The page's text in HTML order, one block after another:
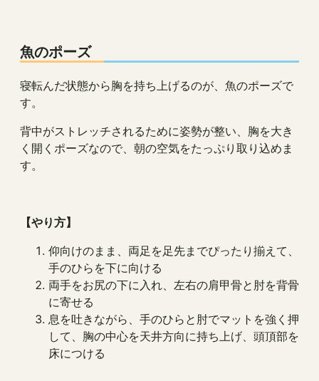
魚のポーズ
寝転んだ状態から胸を持ち上げるのが、魚のポーズで
す。
背中がストレッチされるために姿勢が整い、胸を大き
く開くポーズなので、朝の空気をたっぷり取り込めま
す。
【やり方】
仰向けのまま、両足を足先までぴったり揃えて、
手のひらを下に向ける
両手をお尻の下に入れ、左右の肩甲骨と肘を背骨
に寄せる
息を吐きながら、手のひらと肘でマットを強く押
して、胸の中心を天井方向に持ち上げ、頭頂部を
床につける